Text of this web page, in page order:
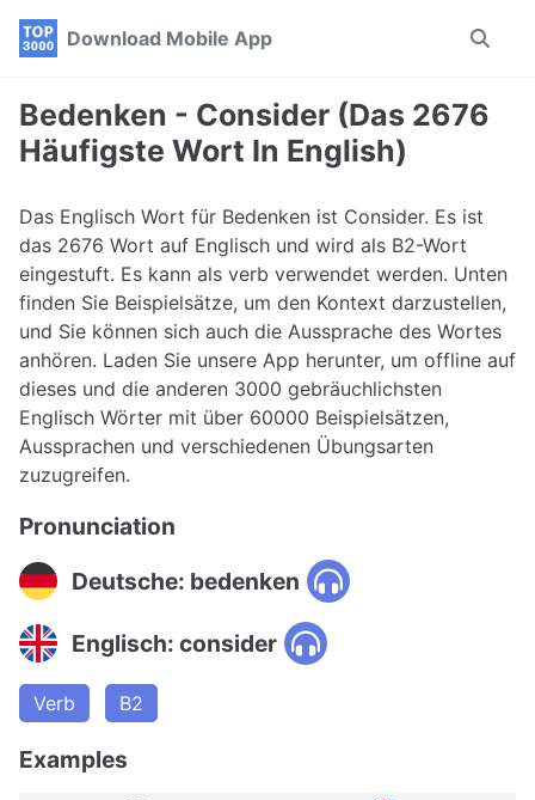
Skip
navigation
Skip
Skip
Download Mobile App
Toggle
Bedenken - Consider (Das 2676
Häufigste Wort In English)
Das Englisch Wort für Bedenken ist Consider. Es ist
das 2676 Wort auf Englisch und wird als B2-Wort
eingestuft. Es kann als verb verwendet werden. Unten
finden Sie Beispielsätze, um den Kontext darzustellen,
und Sie können sich auch die Aussprache des Wortes
anhören. Laden Sie unsere App herunter, um offline auf
dieses und die anderen 3000 gebräuchlichsten
Englisch Wörter mit über 60000 Beispielsätzen,
Aussprachen und verschiedenen Übungsarten
zuzugreifen.
Pronunciation
Deutsche: bedenken
Englisch: consider
Verb B2
Examples